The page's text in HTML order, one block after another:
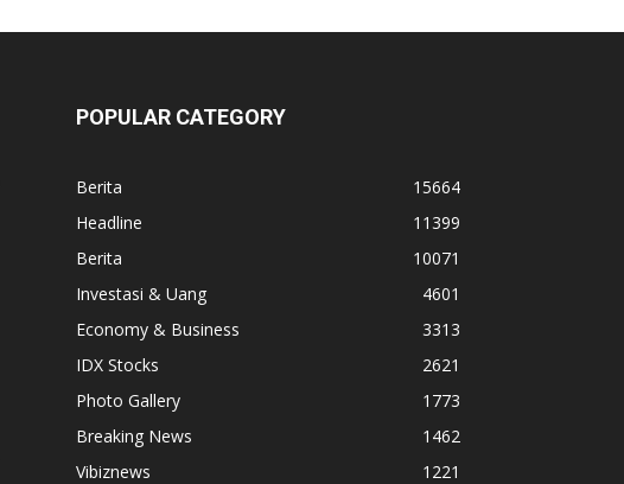
POPULAR CATEGORY
Berita
15664
Headline
11399
Berita
10071
Investasi & Uang
4601
Economy & Business
3313
IDX Stocks
2621
Photo Gallery
1773
Breaking News
1462
Vibiznews
1221